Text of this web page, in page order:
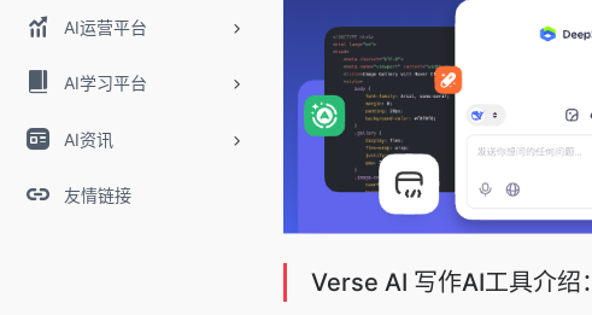
AI运营平台
AI学习平台
AI资讯
友情链接
Verse AI 写作AI工具介绍：